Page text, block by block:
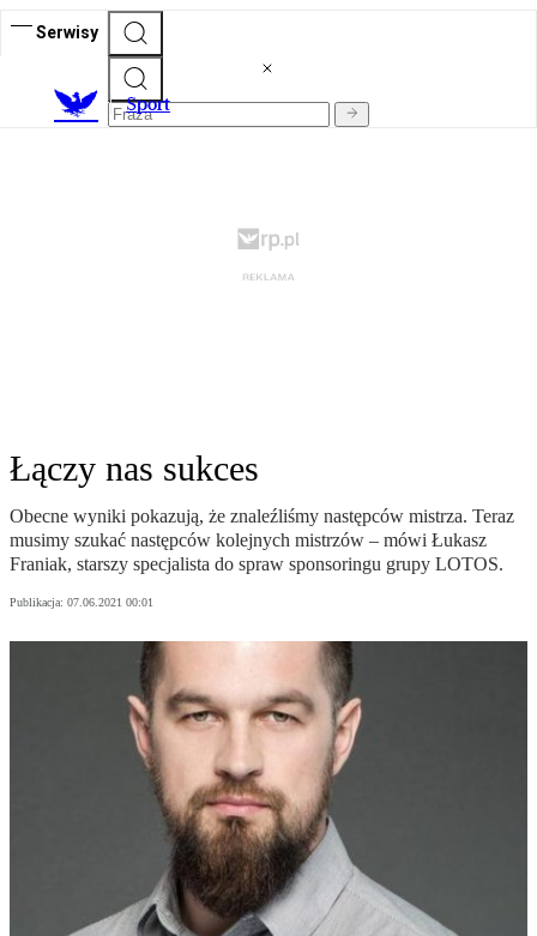
Serwisy
Sport
Łączy nas sukces
Obecne wyniki pokazują, że znaleźliśmy następców mistrza. Teraz
musimy szukać następców kolejnych mistrzów – mówi Łukasz
Franiak, starszy specjalista do spraw sponsoringu grupy LOTOS.
Publikacja: 07.06.2021 00:01